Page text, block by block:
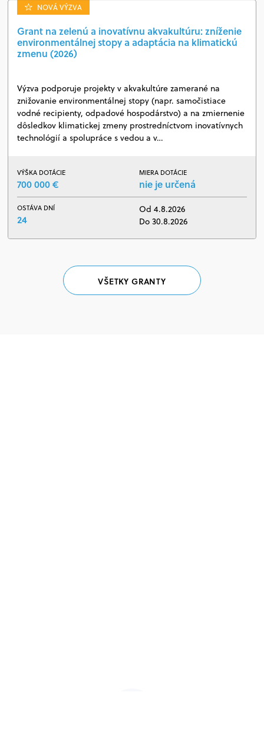
NOVÁ VÝZVA
Grant na zelenú a inovatívnu akvakultúru: zníženie
environmentálnej stopy a adaptácia na klimatickú
zmenu (2026)
Výzva podporuje projekty v akvakultúre zamerané na
znižovanie environmentálnej stopy (napr. samočistiace
vodné recipienty, odpadové hospodárstvo) a na zmiernenie
dôsledkov klimatickej zmeny prostredníctvom inovatívnych
technológií a spolupráce s vedou a v…
VÝŠKA DOTÁCIE
700 000 €
MIERA DOTÁCIE
nie je určená
OSTÁVA DNÍ
24
Od 4.8.2026
Do 30.8.2026
VŠETKY GRANTY